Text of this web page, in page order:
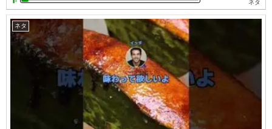
ネタ
ネタ